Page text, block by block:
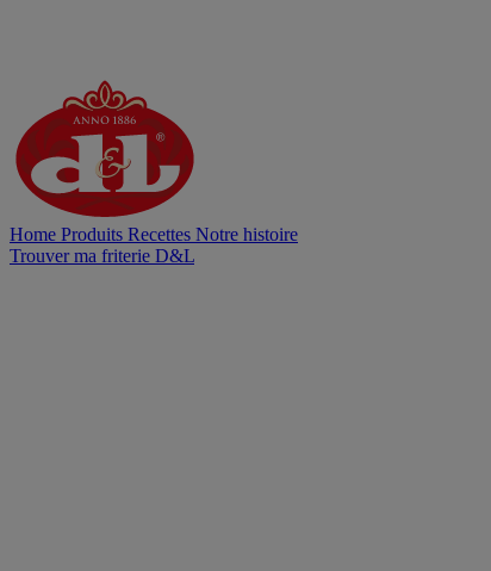
Home Produits Recettes Notre histoire
Trouver ma friterie D&L